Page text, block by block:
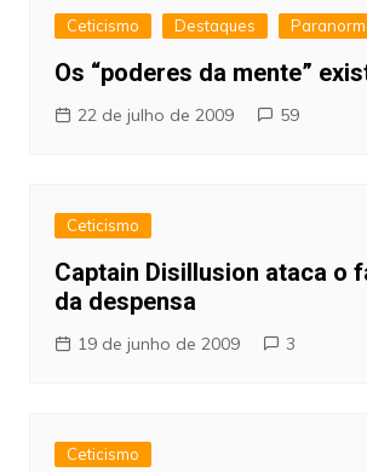
Ceticismo Destaques
Os “poderes da mente”
22 de julho de 2009 59
Ceticismo
Captain Disillusion ataca o
da despensa
19 de junho de 2009 3
Ceticismo